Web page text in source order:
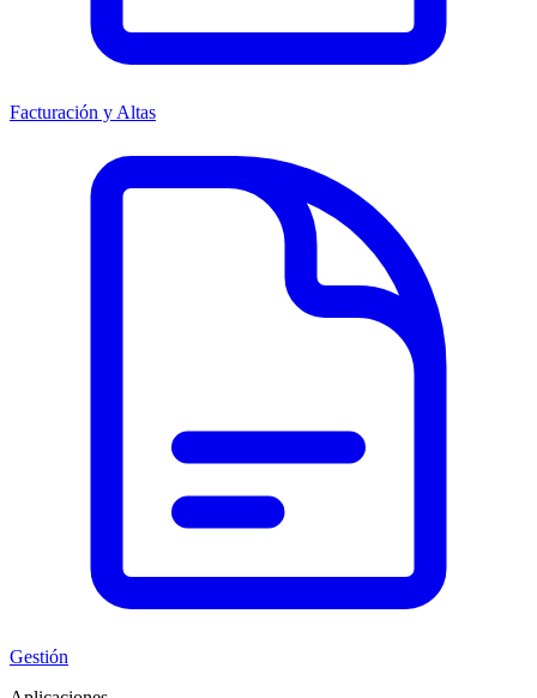
Facturación y Altas
Gestión